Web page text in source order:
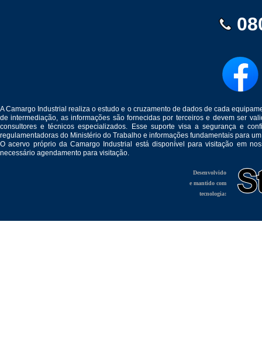
A Camargo Industrial realiza o estudo e o cruzamento de dados de cada
de intermediação, as informações são fornecidas por terceiros e devem ser
consultores e técnicos especializados. Esse suporte visa a segurança e
regulamentadoras do Ministério do Trabalho e informações fundamentais para
O acervo próprio da Camargo Industrial está disponível para visitação em
necessário agendamento para visitação.
Desenvolvido
e mantido com
tecnologia: